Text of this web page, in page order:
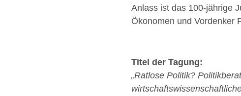
Anlass ist das 100-jährige
Ökonomen und Vordenker
Titel der Tagung:
„Ratlose Politik?